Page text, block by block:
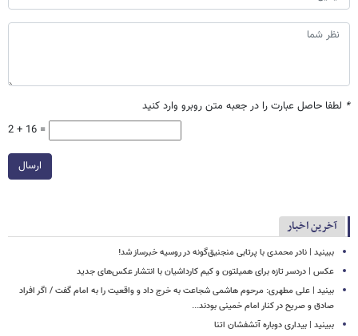
* لطفا حاصل عبارت را در جعبه متن روبرو وارد کنید
2 + 16 =
ارسال
آخرین اخبار
ببینید | نادر محمدی با پرتابی منجنیق‌گونه در روسیه خبرساز شد!
عکس | دردسر تازه برای همیلتون و کیم کارداشیان با انتشار عکس‌های جدید
بینید | علی مطهری: مرحوم هاشمی شجاعت به خرج داد و واقعیت را به امام گفت / اگر افراد
صادق و صریح در کنار امام خمینی بودند...
ببینید | بیداری دوباره آتشفشان اتنا